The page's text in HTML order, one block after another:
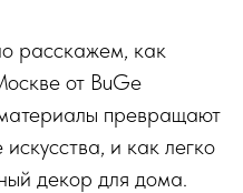
расскажем, как
от BuGe
превращают
и как легко
декор для дома.